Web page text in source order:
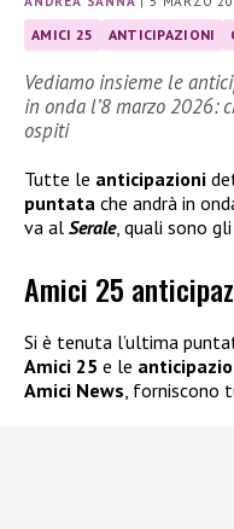
AMICI 25 ANTICIPAZIONI
Vediamo insieme le
in onda l’8 marzo 2026:
ospiti
Tutte le anticipazioni
puntata che andrà in
va al Serale, quali sono gli
Amici 25
Si è tenuta l’ultima
Amici 25 e le
Amici News , forniscono